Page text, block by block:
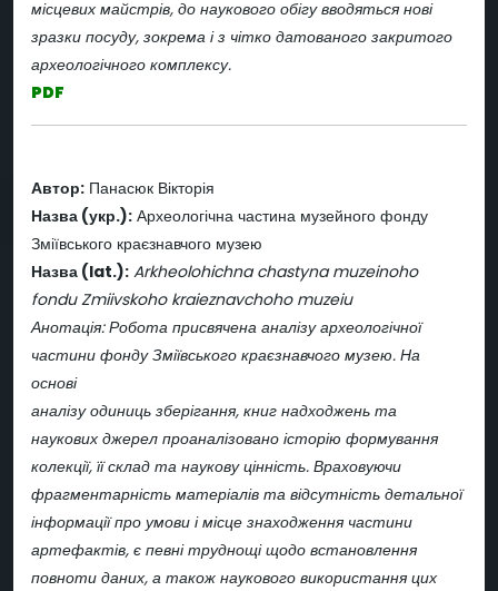
місцевих майстрів, до наукового обігу вводяться нові
зразки посуду, зокрема і з чітко датованого закритого
археологічного комплексу.
PDF
Автор: Панасюк Вікторія
Назва (укр.): Археологічна частина музейного фонду
Зміївського краєзнавчого музею
Назва (lat.): Arkheolohichna chastyna muzeinoho
fondu Zmiivskoho kraieznavchoho muzeiu
Анотація: Робота присвячена аналізу археологічної
частини фонду Зміївського краєзнавчого музею. На
основі
аналізу одиниць зберігання, книг надходжень та
наукових джерел проаналізовано історію формування
колекції, її склад та наукову цінність. Враховуючи
фрагментарність матеріалів та відсутність детальної
інформації про умови і місце знаходження частини
артефактів, є певні труднощі щодо встановлення
повноти даних, а також наукового використання цих